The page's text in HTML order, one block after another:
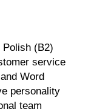
Polish (B2)
service
Word
personality
team